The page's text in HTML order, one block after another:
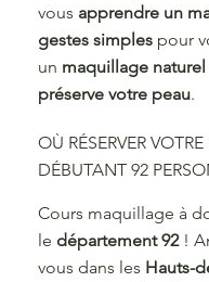
vous apprendre un
gestes simples pour
un maquillage
préserve votre peau.
OÙ RÉSERVER
DÉBUTANT 92
Cours maquillage à
le département 92!
vous dans les Hauts-